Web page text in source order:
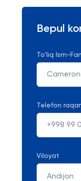
Bepul
To'liq Ism-
Telefon
Viloyat
Andijon